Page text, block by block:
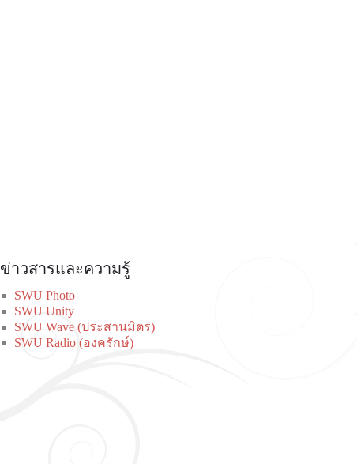
ข่าวสารและความรู้
SWU Photo
SWU Unity
SWU Wave (ประสานมิตร)
SWU Radio (องครักษ์)